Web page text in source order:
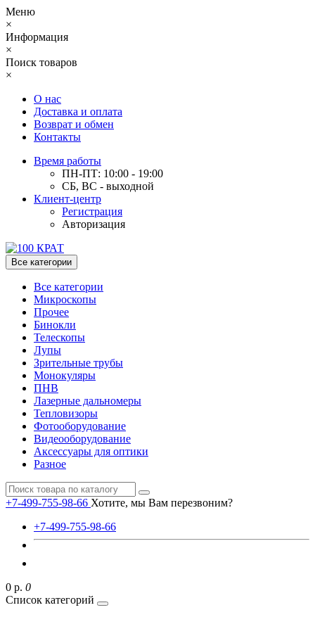
Меню
×
Информация
×
Поиск товаров
×
О нас
Доставка и оплата
Возврат и обмен
Контакты
Время работы
ПН-ПТ: 10:00 - 19:00
СБ, ВС - выходной
Клиент-центр
Регистрация
Авторизация
Все категории
Все категории
Микроскопы
Прочее
Бинокли
Телескопы
Лупы
Зрительные трубы
Монокуляры
ПНВ
Лазерные дальномеры
Тепловизоры
Фотооборудование
Видеооборудование
Аксессуары для оптики
Разное
+7-499-755-98-66 Хотите, мы Вам перезвоним?
+7-499-755-98-66
0 р. 0
Список категорий